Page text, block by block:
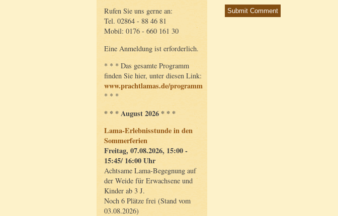
Rufen Sie uns gerne an:
Tel. 02864 - 88 46 81
Mobil: 0176 - 660 161 30
Eine Anmeldung ist erforderlich.
* * * Das gesamte Programm
finden Sie hier, unter diesen Link:
www.prachtlamas.de/programm
* * *
* * * August 2026 * * *
Lama-Erlebnisstunde in den
Sommerferien
Freitag, 07.08.2026, 15:00 -
15:45/ 16:00 Uhr
Achtsame Lama-Begegnung auf
der Weide für Erwachsene und
Kinder ab 3 J.
Noch 6 Plätze frei (Stand vom
03.08.2026)